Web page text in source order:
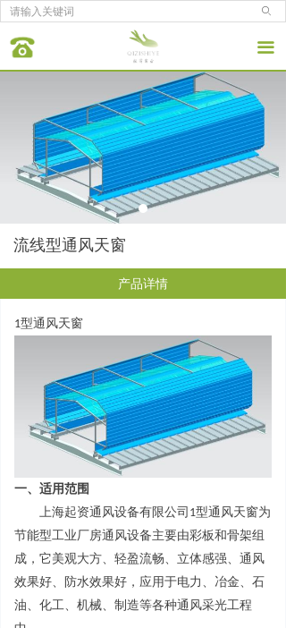
ꄙ
끀
产品详情
1型通风天窗
一、适用范围
上海起资通风设备有限公司 1型通风天窗为
节能型工业厂房通风设备主要由彩板和骨架组
成，它美观大方、轻盈流畅、立体感强、通风
效果好、防水效果好，应用于电力、冶金、石
油、化工、机械、制造等各种通风采光工程
流线型通风天窗